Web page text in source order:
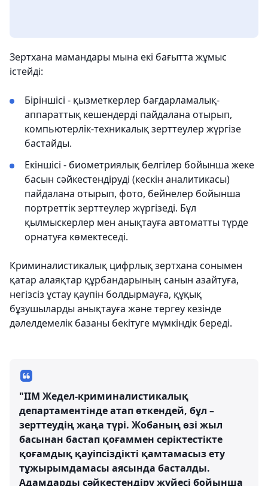
Зертхана мамандары мына екі бағытта жұмыс
істейді:
Біріншісі - қызметкерлер бағдарламалық-
аппараттық кешендерді пайдалана отырып,
компьютерлік-техникалық зерттеулер жүргізе
бастайды.
Екіншісі - биометриялық белгілер бойынша жеке
басын сәйкестендіруді (кескін аналитикасы)
пайдалана отырып, фото, бейнелер бойынша
портреттік зерттеулер жүргізеді. Бұл
қылмыскерлер мен анықтауға автоматты түрде
орнатуға көмектеседі.
Криминалистикалық цифрлық зертхана сонымен
қатар алаяқтар құрбандарының санын азайтуға,
негізсіз ұстау қаупін болдырмауға, құқық
бұзушыларды анықтауға және тергеу кезінде
дәлелдемелік базаны бекітуге мүмкіндік береді.
"ІІМ Жедел-криминалистикалық
департаментінде атап өткендей, бұл –
зерттеудің жаңа түрі. Жобаның өзі жыл
басынан бастап қоғаммен серіктестікте
қоғамдық қауіпсіздікті қамтамасыз ету
тұжырымдамасы аясында басталды.
Адамдарды сәйкестендіру жүйесі бойынша